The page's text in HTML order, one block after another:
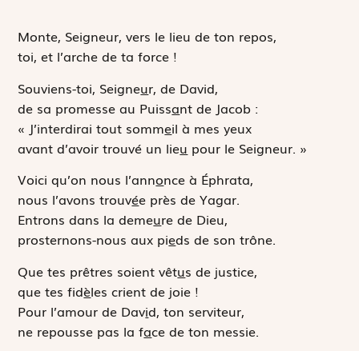
Monte, Seigneur, vers le lieu de ton repos,
toi, et l’arche de ta force !
Souviens-toi, Seigneur, de David,
de sa promesse au Puissant de Jacob :
« J’interdirai tout sommeil à mes yeux
avant d’avoir trouvé un lieu pour le Seigneur. »
Voici qu’on nous l’annonce à Éphrata,
nous l’avons trouvée près de Yagar.
Entrons dans la demeure de Dieu,
prosternons-nous aux pieds de son trône.
Que tes prêtres soient vêtus de justice,
que tes fidèles crient de joie !
Pour l’amour de David, ton serviteur,
ne repousse pas la face de ton messie.